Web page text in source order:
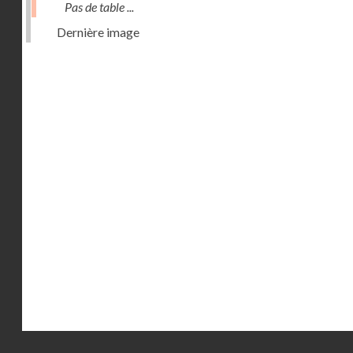
Pas de table ...
Dernière image